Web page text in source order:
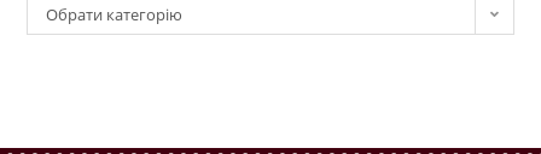
Обрати категорію